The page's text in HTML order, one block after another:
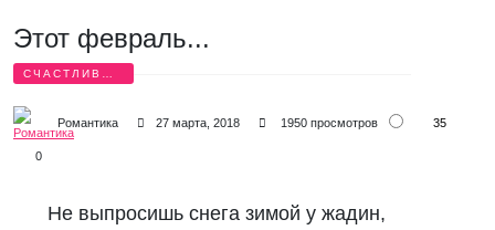
Этот февраль...
СЧАСТЛИВЫЕ
Романтика 27 марта, 2018 1950 просмотров 35
0
Не выпросишь снега зимой у жадин,